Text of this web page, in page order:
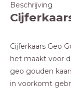
Beschrijving
Cijferkaars Geo
het maakt voor
geo gouden
in voorkomt